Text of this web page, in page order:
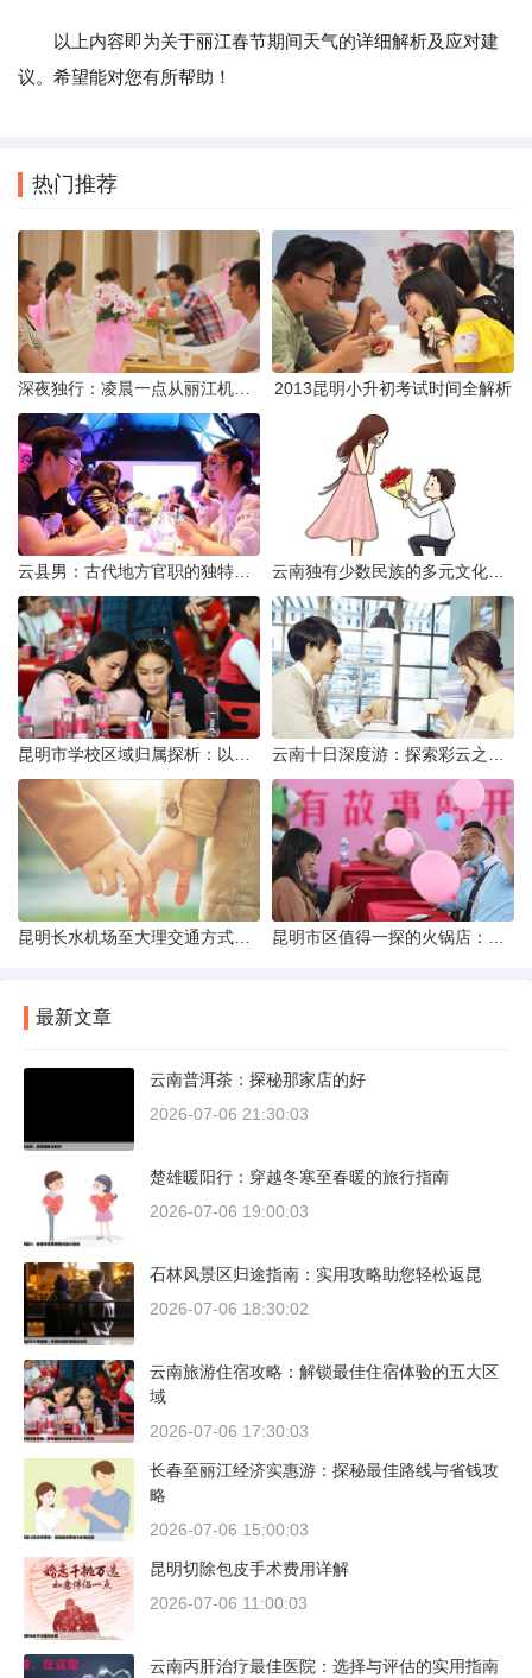
以上内容即为关于丽江春节期间天气的详细解析及应对建
议。希望能对您有所帮助！
热门推荐
2013昆明小升初考试时间全解析
最新文章
云南普洱茶：探秘那家店的好
2026-07-06 21:30:03
楚雄暖阳行：穿越冬寒至春暖的旅行指南
2026-07-06 19:00:03
石林风景区归途指南：实用攻略助您轻松返昆
2026-07-06 18:30:02
云南旅游住宿攻略：解锁最佳住宿体验的五大区
域
2026-07-06 17:30:03
长春至丽江经济实惠游：探秘最佳路线与省钱攻
略
2026-07-06 15:00:03
昆明切除包皮手术费用详解
2026-07-06 11:00:03
云南丙肝治疗最佳医院：选择与评估的实用指南